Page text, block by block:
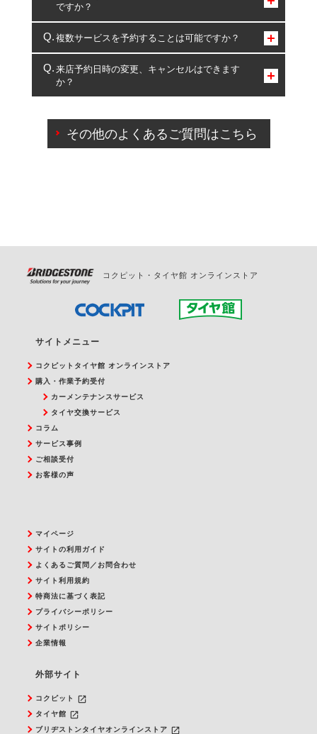
ですか？
コクピット・タイヤ館のみとなります。
複数サービスを予約することは可能ですか？
複数サービスのご予約は可能です。
一部の商品・サービスの組み合わせに限り、同時にご予約が
出来ないものもございます。
来店予約日時の変更、キャンセルはできます
か？
ご来店予約日の3営業日前を過ぎている場合のご予約
の日時変更につきましては、直接ご予約の店舗まで
その他のよくあるご質問はこちら
コクピット・タイヤ館 オンラインストア
サイトメニュー
コクピットタイヤ館 オンラインストア
購入・作業予約受付
カーメンテナンスサービス
タイヤ交換サービス
コラム
サービス事例
ご相談受付
お客様の声
マイページ
サイトの利用ガイド
よくあるご質問／お問合わせ
サイト利用規約
特商法に基づく表記
プライバシーポリシー
サイトポリシー
企業情報
外部サイト
コクピット launch
タイヤ館 launch
ブリヂストンタイヤオンラインストア launch